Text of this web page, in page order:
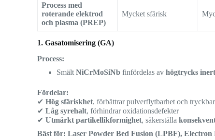
Process med
roterande elektrod
och plasma (PREP)
Mycket sfärisk
1. Gasatomisering (GA)
Process:
SmältNiCrMoSiNb finfördelas avhögtrycks
Fördelar:
✔Hög sfäriskhet, förbättrar pulverflytbarhet och
✔Låg syrehalt, förhindrar oxidationsdefekter
✔Utmärkt partikellikformighet, säkerställa
Bäst för: Laser Powder Bed Fusion (LPBF),